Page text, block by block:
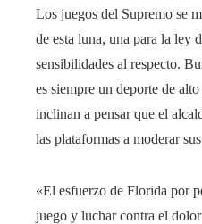
Los juegos del Supremo se
de esta luna, una para la ley
sensibilidades al respecto.
es siempre un deporte de
inclinan a pensar que el
las plataformas a moderar
«El esfuerzo de Florida por
juego y luchar contra el